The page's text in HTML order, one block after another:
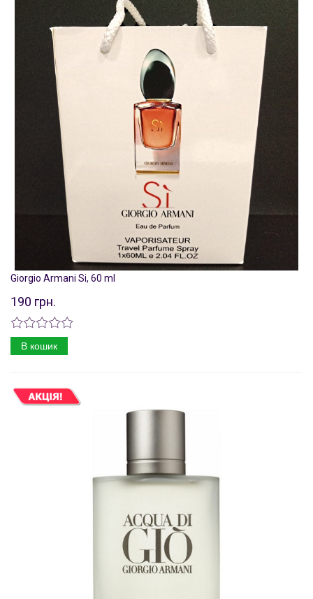
Giorgio Armani Si, 60 ml
190 грн.
В кошик